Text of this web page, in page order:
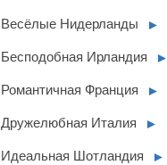
Весёлые Нидерланды ►
Бесподобная Ирландия ►
Романтичная Франция ►
Дружелюбная Италия ►
Идеальная Шотландия ►